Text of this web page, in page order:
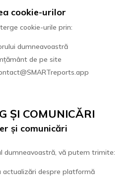
cookie-urilor
cookie-urile prin:
dumneavoastră
de pe site
ȘI COMUNICĂRI
și comunicări
dumneavoastră, vă putem trimite:
despre platformă